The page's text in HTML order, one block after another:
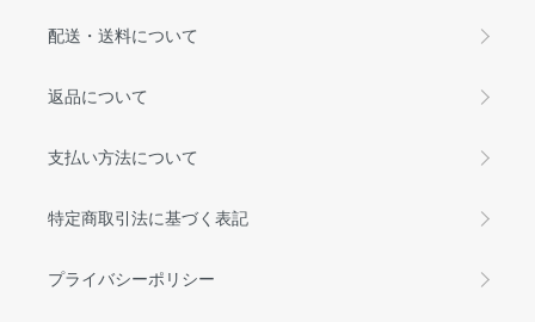
配送・送料について
返品について
支払い方法について
特定商取引法に基づく表記
プライバシーポリシー